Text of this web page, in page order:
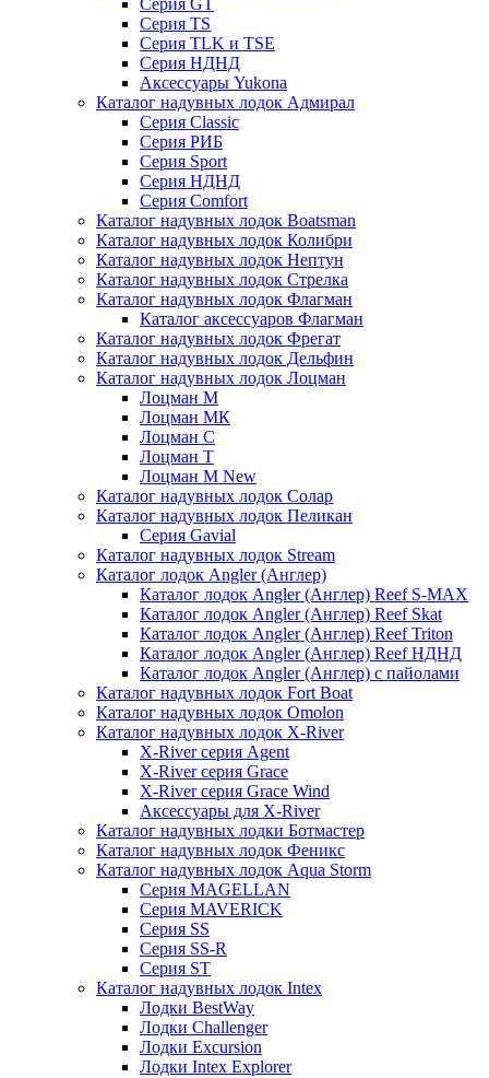
Серия GT
Серия TS
Серия TLK и TSE
Серия НДНД
Аксессуары Yukona
Каталог надувных лодок Адмирал
Серия Classic
Серия РИБ
Серия Sport
Серия НДНД
Серия Comfort
Каталог надувных лодок Boatsman
Каталог надувных лодок Колибри
Каталог надувных лодок Нептун
Каталог надувных лодок Стрелка
Каталог надувных лодок Флагман
Каталог аксессуаров Флагман
Каталог надувных лодок Фрегат
Каталог надувных лодок Дельфин
Каталог надувных лодок Лоцман
Лоцман М
Лоцман МК
Лоцман С
Лоцман Т
Лоцман М New
Каталог надувных лодок Солар
Каталог надувных лодок Пеликан
Серия Gavial
Каталог надувных лодок Stream
Каталог лодок Angler (Англер)
Каталог лодок Angler (Англер) Reef S-MAX
Каталог лодок Angler (Англер) Reef Skat
Каталог лодок Angler (Англер) Reef Triton
Каталог лодок Angler (Англер) Reef НДНД
Каталог лодок Angler (Англер) с пайолами
Каталог надувных лодок Fort Boat
Каталог надувных лодок Omolon
Каталог надувных лодок X-River
X-River серия Agent
X-River серия Grace
X-River серия Grace Wind
Аксессуары для X-River
Каталог надувных лодки Ботмастер
Каталог надувных лодок Феникc
Каталог надувных лодок Aqua Storm
Серия MAGELLAN
Серия MAVERICK
Серия SS
Серия SS-R
Серия ST
Каталог надувных лодок Intex
Лодки BestWay
Лодки Challenger
Лодки Excursion
Лодки Intex Explorer